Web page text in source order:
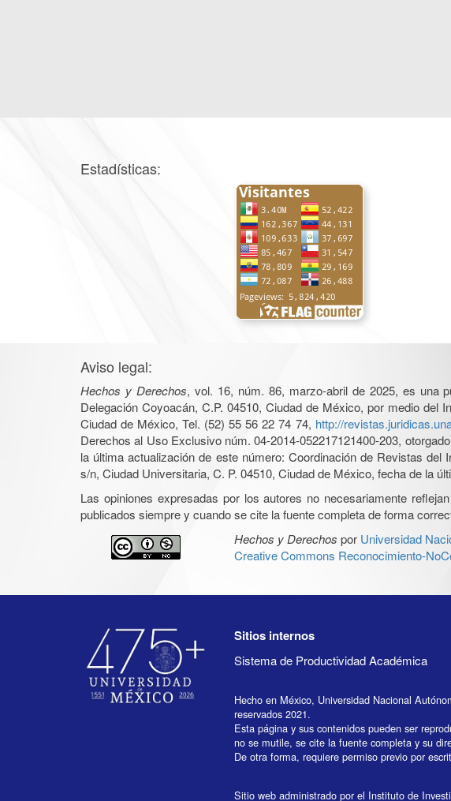
Estadísticas:
Aviso legal:
Hechos y Derechos, vol. 16, núm. 86, marzo-abril de 2025, es una
Delegación Coyoacán, C.P. 04510, Ciudad de México, por medio del
Ciudad de México, Tel. (52) 55 56 22 74 74, http://
Derechos al Uso Exclusivo núm. 04-2014-052217121400-203,
la última actualización de este número: Coordinación de Revistas
s/n, Ciudad Universitaria, C. P. 04510, Ciudad de México, fecha de la
Las opiniones expresadas por los autores no necesariamente
publicados siempre y cuando se cite la fuente completa de forma
Hechos y Derechos por Universidad
Creative Commons Reconocimiento-
Sitios internos
Sistema de Productividad Académica
Hecho en México, Universidad Nacional
reservados 2021.
Esta página y sus contenidos pueden ser
no se mutile, se cite la fuente completa y su
De otra forma, requiere permiso previo por
Sitio web administrado por el Instituto de